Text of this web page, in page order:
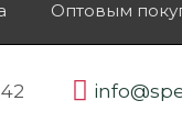
Оптовым